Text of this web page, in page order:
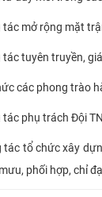
tác mở rộng mặt
tác tuyên truyền,
các phong trào
tác phụ trách Đội
tác tổ chức xây
phối hợp, chỉ